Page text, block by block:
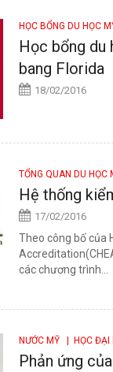
HỌC BỔNG DU HỌC
Học bổng
bang Florida
18/02/2016
TỔNG QUAN DU HỌC
Hệ thống
17/02/2016
Theo công bố của
các chương trình...
NƯỚC MỸ | HỌC ĐẠI
Phản ứng